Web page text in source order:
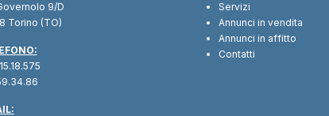
9/D
Torino (TO)
Servizi
Annunci in vendita
Annunci in affitto
Contatti